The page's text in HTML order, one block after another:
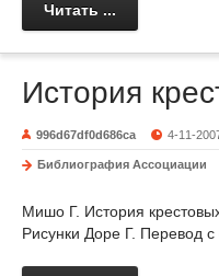
Читать ...
История
996d67df0d686ca 4-11-
Библиография Ассоциации
Мишо Г. История
Рисунки Доре Г. Перевод с